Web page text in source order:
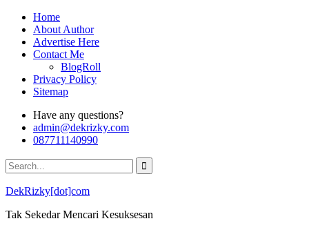
Skip
content
Home
About Author
Advertise Here
Contact Me
BlogRoll
Privacy Policy
Sitemap
Have any questions?
admin@dekrizky.com
087711140990
Search
for:
DekRizky[dot]com
Tak Sekedar Mencari Kesuksesan